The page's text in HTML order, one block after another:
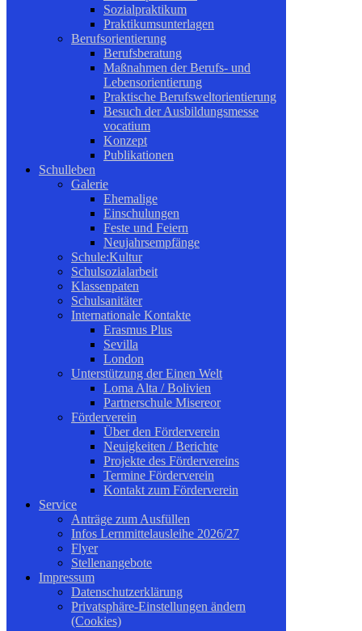
Sozialpraktikum
Praktikumsunterlagen
Berufsorientierung
Berufsberatung
Maßnahmen der Berufs- und
Lebensorientierung
Praktische Berufsweltorientierung
Besuch der Ausbildungsmesse
vocatium
Konzept
Publikationen
Schulleben
Galerie
Ehemalige
Einschulungen
Feste und Feiern
Neujahrsempfänge
Schule:Kultur
Schulsozialarbeit
Klassenpaten
Schulsanitäter
Internationale Kontakte
Erasmus Plus
Sevilla
London
Unterstützung der Einen Welt
Loma Alta / Bolivien
Partnerschule Misereor
Förderverein
Über den Förderverein
Neuigkeiten / Berichte
Projekte des Fördervereins
Termine Förderverein
Kontakt zum Förderverein
Service
Anträge zum Ausfüllen
Infos Lernmittelausleihe 2026/27
Flyer
Stellenangebote
Impressum
Datenschutzerklärung
Privatsphäre-Einstellungen ändern
(Cookies)